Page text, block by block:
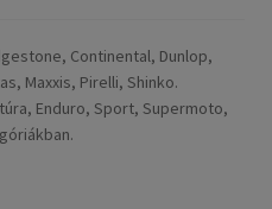
Continental, Dunlop,
Maxxis, Pirelli, Shinko.
Enduro, Sport, Supermoto,